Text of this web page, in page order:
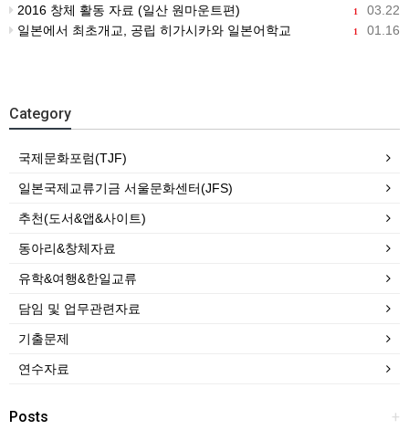
1 03.22
2016 창체 활동 자료 (일산 원마운트편)
1 01.16
일본에서 최초개교, 공립 히가시카와 일본어학교
Category
국제문화포럼(TJF)
일본국제교류기금 서울문화센터(JFS)
추천(도서&앱&사이트)
동아리&창체자료
유학&여행&한일교류
담임 및 업무관련자료
기출문제
연수자료
+
Posts